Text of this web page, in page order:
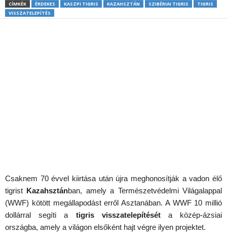
CÍMKÉK ÉRDEKES KASZPI TIGRIS KAZAHSZTÁN SZIBÉRIAI TIGRIS
TIGRIS
VISSZATELEPÍTÉS
Csaknem 70 évvel kiirtása után újra meghonosítják a vadon élő
tigrist Kazahsztánban, amely a Természetvédelmi Világalappal
(WWF) kötött megállapodást erről Asztanában. A WWF 10 millió
dollárral segíti a tigris visszatelepítéséta közép-ázsiai
országba, amely a világon elsőként hajt végre ilyen projektet.